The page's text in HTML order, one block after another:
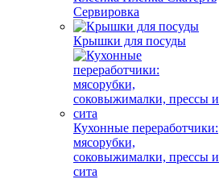
Сервировка
Крышки для посуды
Кухонные переработчики:
мясорубки,
соковыжималки, прессы и
сита